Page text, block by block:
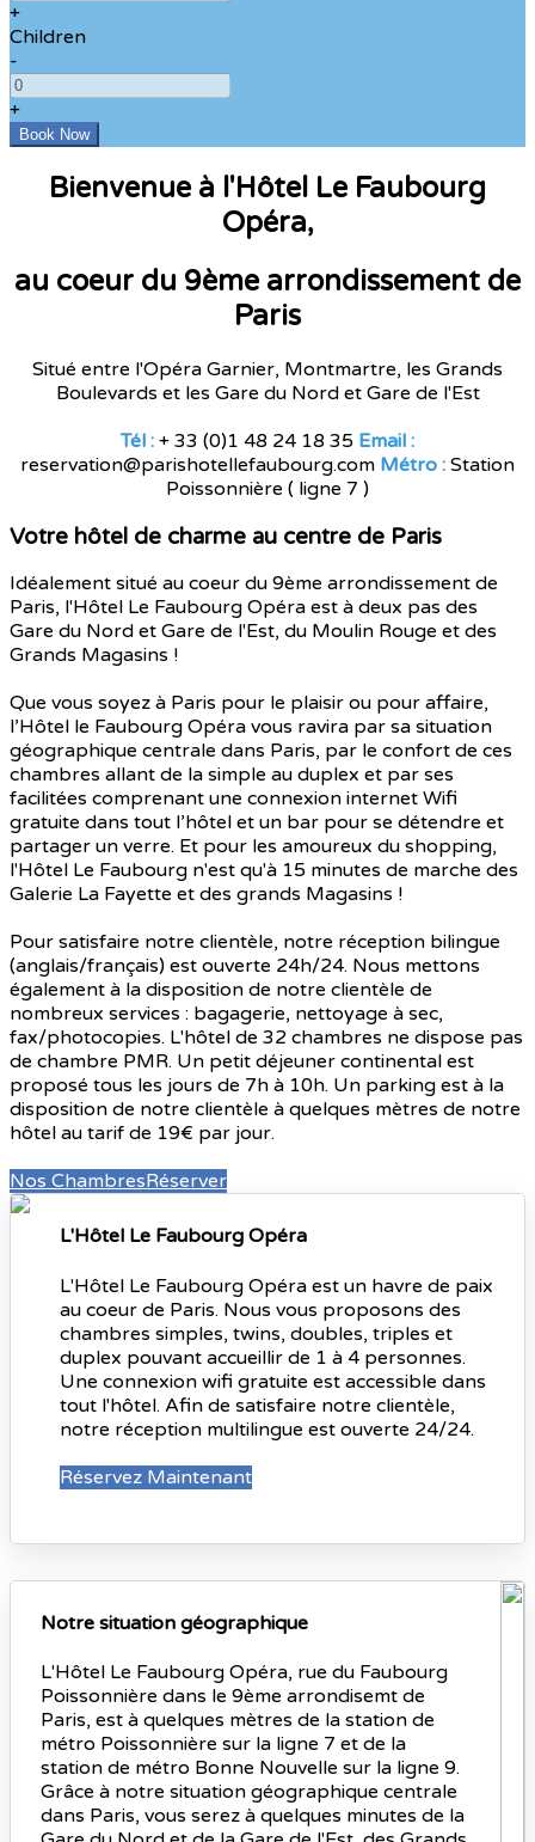
+
Children
-
+
Bienvenue à l'Hôtel Le Faubourg
Opéra,
au coeur du 9ème arrondissement de
Paris
Situé entre l'Opéra Garnier, Montmartre, les Grands
Boulevards et les Gare du Nord et Gare de l'Est
Tél : + 33 (0)1 48 24 18 35 Email :
reservation@parishotellefaubourg.com Métro : Station
Poissonnière ( ligne 7 )
Votre hôtel de charme au centre de Paris
Idéalement situé au coeur du 9ème arrondissement de
Paris, l'Hôtel Le Faubourg Opéra est à deux pas des
Gare du Nord et Gare de l'Est, du Moulin Rouge et des
Grands Magasins !
Que vous soyez à Paris pour le plaisir ou pour affaire,
l’Hôtel le Faubourg Opéra vous ravira par sa situation
géographique centrale dans Paris, par le confort de ces
chambres allant de la simple au duplex et par ses
facilitées comprenant une connexion internet Wifi
gratuite dans tout l’hôtel et un bar pour se détendre et
partager un verre. Et pour les amoureux du shopping,
l'Hôtel Le Faubourg n'est qu'à 15 minutes de marche des
Galerie La Fayette et des grands Magasins !
Pour satisfaire notre clientèle, notre réception bilingue
(anglais/français) est ouverte 24h/24. Nous mettons
également à la disposition de notre clientèle de
nombreux services : bagagerie, nettoyage à sec,
fax/photocopies. L'hôtel de 32 chambres ne dispose pas
de chambre PMR. Un petit déjeuner continental est
proposé tous les jours de 7h à 10h. Un parking est à la
disposition de notre clientèle à quelques mètres de notre
hôtel au tarif de 19€ par jour.
Nos ChambresRéserver
L'Hôtel Le Faubourg Opéra
L'Hôtel Le Faubourg Opéra est un havre de paix
au coeur de Paris. Nous vous proposons des
chambres simples, twins, doubles, triples et
duplex pouvant accueillir de 1 à 4 personnes.
Une connexion wifi gratuite est accessible dans
tout l'hôtel. Afin de satisfaire notre clientèle,
notre réception multilingue est ouverte 24/24.
Réservez Maintenant
Notre situation géographique
L'Hôtel Le Faubourg Opéra, rue du Faubourg
Poissonnière dans le 9ème arrondisemt de
Paris, est à quelques mètres de la station de
métro Poissonnière sur la ligne 7 et de la
station de métro Bonne Nouvelle sur la ligne 9.
Grâce à notre situation géographique centrale
dans Paris, vous serez à quelques minutes de la